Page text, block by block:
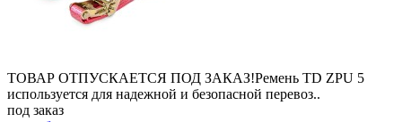
ТОВАР ОТПУСКАЕТСЯ ПОД ЗАКАЗ!Ремень TD ZPU 5
используется для надежной и безопасной перевоз..
под заказ